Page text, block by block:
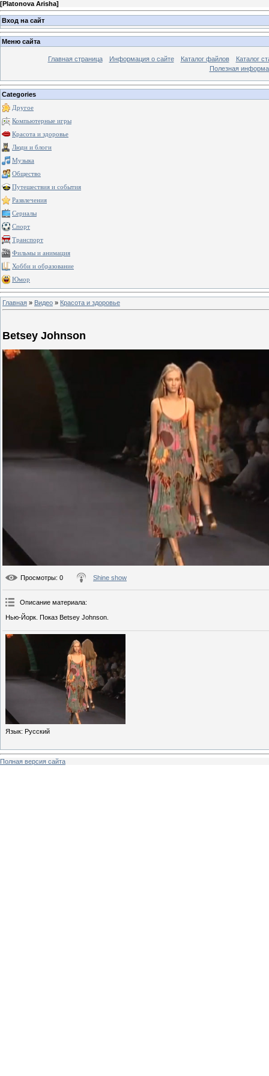
[Platonova Arisha]
Вход на сайт
Меню сайта
Главная страница Информация о сайте Каталог файлов
Каталог
Полезная
Categories
Другое
Компьютерные игры
Красота и здоровье
Люди и блоги
Музыка
Общество
Путешествия и события
Развлечения
Сериалы
Спорт
Транспорт
Фильмы и анимация
Хобби и образование
Юмор
Главная » Видео » Красота и здоровье
Betsey Johnson
Просмотры: 0 Shine show
Описание материала:
Нью-Йорк. Показ Betsey Johnson.
Язык: Русский
Полная версия сайта